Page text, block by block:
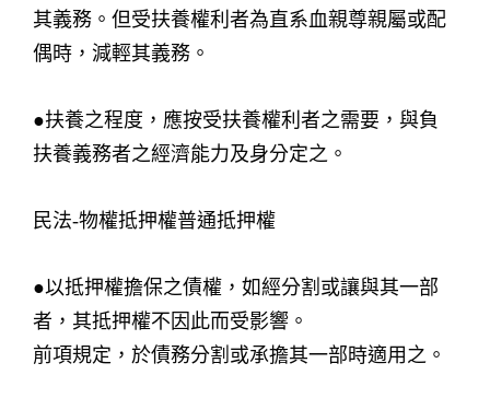
其義務。但受扶養權利者為直系血親尊親屬或配
偶時，減輕其義務。
●扶養之程度，應按受扶養權利者之需要，與負
扶養義務者之經濟能力及身分定之。
民法-物權抵押權普通抵押權
●以抵押權擔保之債權，如經分割或讓與其一部
者，其抵押權不因此而受影響。
前項規定，於債務分割或承擔其一部時適用之。